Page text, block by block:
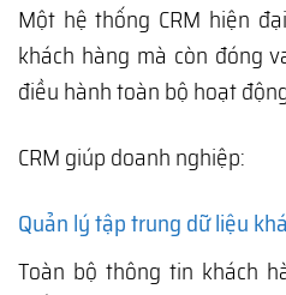
Một hệ thống CRM hiện
khách hàng mà còn đóng
điều hành toàn bộ hoạt
CRM giúp doanh nghiệp:
Quản lý tập trung dữ liệu
Toàn bộ thông tin khách